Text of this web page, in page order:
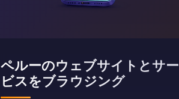
ペルーのウェブサイトとサー
ビスをブラウジング